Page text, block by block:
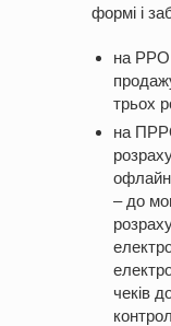
формі і
на РРО
трьох
на
офлайн
– до
чеків